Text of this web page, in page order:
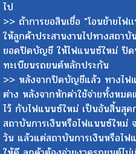
ไป
>> ถ้าการขอสินเชื่อ "โอนย้ายไฟ
ให้ลูกค้าประสานงานไปทางสถา
ยอดปิดบัญชี ให้ไฟแนนซ์ใหม่ ปิด
ทะเบียนรถยนต์หลักประกัน
>> หลังจากปิดบัญชีแล้ว ทางไฟ
ต่าง หลังจากหักค่าใช้จ่ายทั้งหม
ไว้ กับไฟแนนซ์ใหม่ เป็นอันสิ้นสุด
สถาบันการเงินหรือไฟแนนซ์ใหม่
วัน แล้วแต่สถาบันการเงินหรือไ